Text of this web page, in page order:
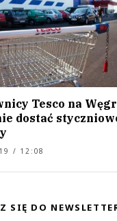
Tesco na
dostać
/ 12:08
SIĘ DO